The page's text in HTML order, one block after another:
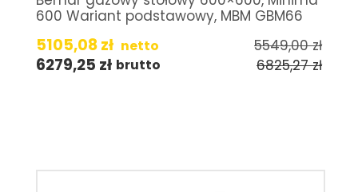
600 Wariant podstawowy, MBM GBM66
5105,08zł netto 5549,00zł
6279,25 zł brutto 6825,27zł